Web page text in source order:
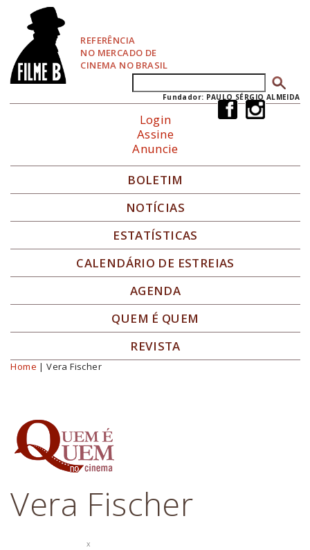
REFERÊNCIA
NO MERCADO DE
CINEMA NO BRASIL
Formulário de busca
Fundador: PAULO SÉRGIO ALMEIDA
Login
Assine
Anuncie
BOLETIM
NOTÍCIAS
ESTATÍSTICAS
CALENDÁRIO DE ESTREIAS
AGENDA
QUEM É QUEM
REVISTA
Você está aqui
Home | Vera Fischer
Vera Fischer
x